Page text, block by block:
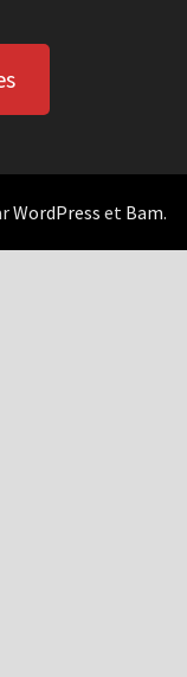
WordPress et Bam.